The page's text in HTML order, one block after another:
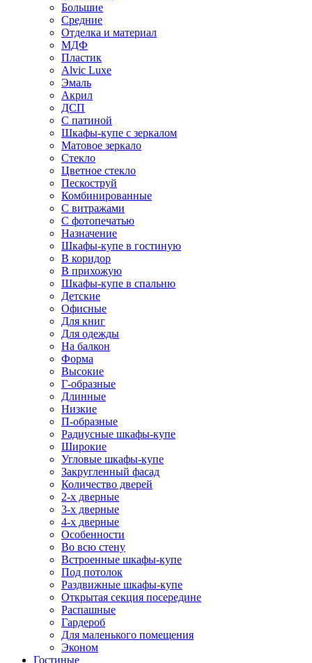
Большие
Средние
Отделка и материал
МДФ
Пластик
Alvic Luxe
Эмаль
Акрил
ДСП
С патиной
Шкафы-купе с зеркалом
Матовое зеркало
Стекло
Цветное стекло
Пескоструй
Комбинированные
С витражами
С фотопечатью
Назначение
Шкафы-купе в гостиную
В коридор
В прихожую
Шкафы-купе в спальню
Детские
Офисные
Для книг
Для одежды
На балкон
Форма
Высокие
Г-образные
Длинные
Низкие
П-образные
Радиусные шкафы-купе
Широкие
Угловые шкафы-купе
Закругленный фасад
Количество дверей
2-х дверные
3-х дверные
4-х дверные
Особенности
Во всю стену
Встроенные шкафы-купе
Под потолок
Раздвижные шкафы-купе
Открытая секция посередине
Распашные
Гардероб
Для маленького помещения
Эконом
Гостиные